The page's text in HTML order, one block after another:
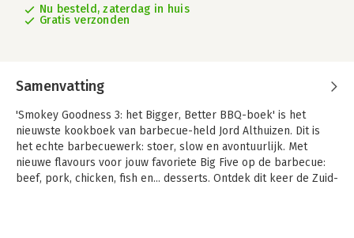
Nu besteld, zaterdag in huis
Gratis verzonden
Samenvatting
'Smokey Goodness 3: het Bigger, Better BBQ-boek' is het
nieuwste kookboek van barbecue-held Jord Althuizen. Dit is
het echte barbecuewerk: stoer, slow en avontuurlijk. Met
nieuwe flavours voor jouw favoriete Big Five op de barbecue:
beef, pork, chicken, fish en... desserts. Ontdek dit keer de Zuid-